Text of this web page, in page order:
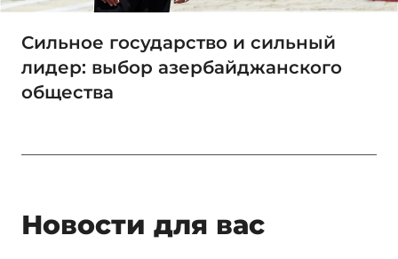
Сильное государство и сильный
лидер: выбор азербайджанского
общества
Новости для вас